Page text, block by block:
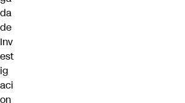
da
de
Inv
est
ig
aci
on